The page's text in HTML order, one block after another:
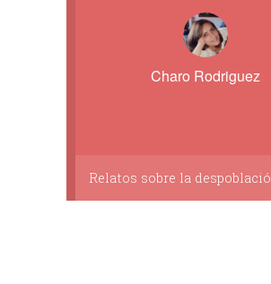
Charo Rodriguez
Relatos sobre la